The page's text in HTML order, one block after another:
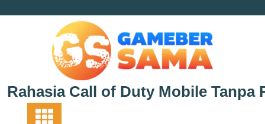
Rahasia Call of Duty Mobile Tanpa